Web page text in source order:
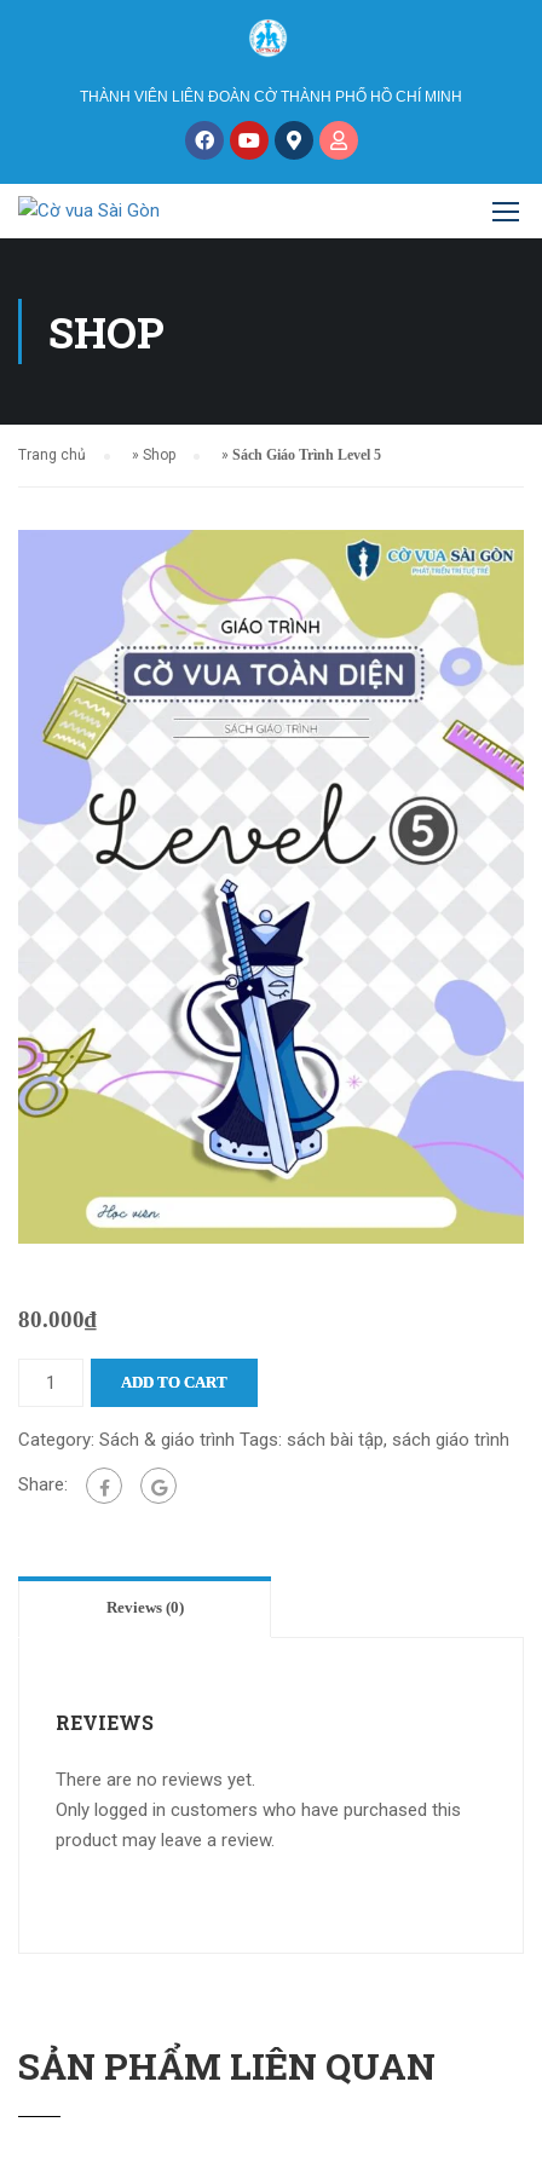
THÀNH VIÊN LIÊN ĐOÀN CỜ THÀNH PHỐ HỒ CHÍ MINH
SHOP
Trang chủ » Shop » Sách Giáo Trình Level 5
80.000₫
ADD TO CART
Category: Sách & giáo trình Tags: sách bài tập, sách giáo trình
Share:
Reviews (0)
REVIEWS
There are no reviews yet.
Only logged in customers who have purchased this
product may leave a review.
SẢN PHẨM LIÊN QUAN